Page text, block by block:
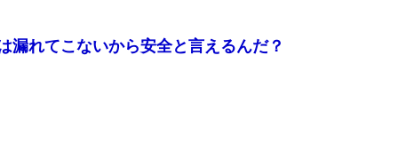
漏れてこないから安全と言えるんだ？